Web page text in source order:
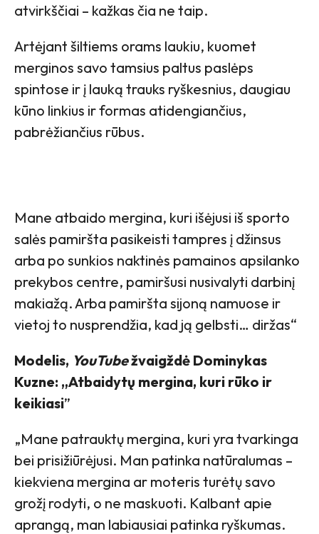
atvirkščiai – kažkas čia ne taip.
Artėjant šiltiems orams laukiu, kuomet
merginos savo tamsius paltus paslėps
spintose ir į lauką trauks ryškesnius, daugiau
kūno linkius ir formas atidengiančius,
pabrėžiančius rūbus.
Mane atbaido mergina, kuri išėjusi iš sporto
salės pamiršta pasikeisti tampres į džinsus
arba po sunkios naktinės pamainos apsilanko
prekybos centre, pamiršusi nusivalyti darbinį
makiažą. Arba pamiršta sijoną namuose ir
vietoj to nusprendžia, kad ją gelbsti… diržas“
Modelis, YouTubežvaigždė Dominykas
Kuzne: „Atbaidytų mergina, kuri rūko ir
keikiasi”
„Mane patrauktų mergina, kuri yra tvarkinga
bei prisižiūrėjusi. Man patinka natūralumas –
kiekviena mergina ar moteris turėtų savo
grožį rodyti, o ne maskuoti. Kalbant apie
aprangą, man labiausiai patinka ryškumas.